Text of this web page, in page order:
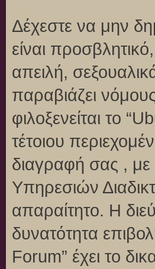
Δέχεστε να μην
είναι
απειλή,
παραβιάζει
φιλοξενείται το
τέτοιου
διαγραφή σας ,
Υπηρεσιών
απαραίτητο. Η
δυνατότητα
Forum” έχει το